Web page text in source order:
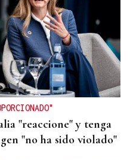
"reaccione" y tenga
"no ha sido violado"